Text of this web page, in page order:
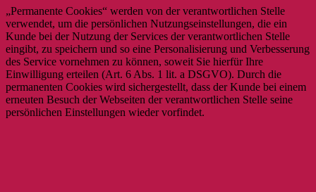
„Permanente Cookies“ werden von der verantwortlichen Stelle
verwendet, um die persönlichen Nutzungseinstellungen, die ein
Kunde bei der Nutzung der Services der verantwortlichen Stelle
eingibt, zu speichern und so eine Personalisierung und Verbesserung
des Service vornehmen zu können, soweit Sie hierfür Ihre
Einwilligung erteilen (Art. 6 Abs. 1 lit. a DSGVO). Durch die
permanenten Cookies wird sichergestellt, dass der Kunde bei einem
erneuten Besuch der Webseiten der verantwortlichen Stelle seine
persönlichen Einstellungen wieder vorfindet.